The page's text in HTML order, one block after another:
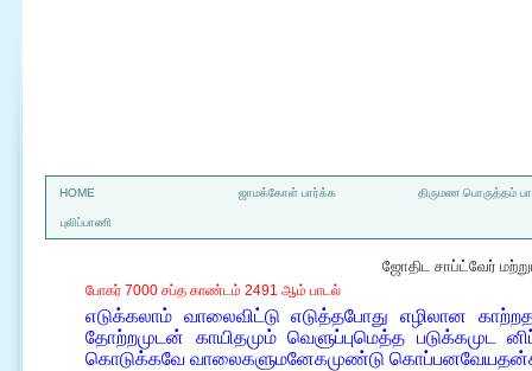
HOME ஜாமக்கோள் பார்க்க திருமண பொருத்தம்
புலிப்பாணி
ஜோதிட சாப்ட்வேர்
போகர் 7000 சப்த காண்டம் 2491 ஆம் பாடல்
எடுக்கலாம் வாலைவிட்டு எடுத்தபோது எழிலான
தோற்றமுடன் காயிதமும் வெளுப்புமெத்த படுக்கமுட
கொடுக்கவே வாலைகளுமனேகமுண்டு